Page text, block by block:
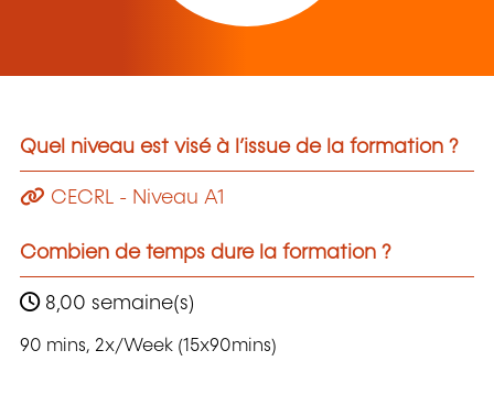
Quel niveau est visé à l’issue de la formation ?
CECRL - Niveau A1
Combien de temps dure la formation ?
8,00 semaine(s)
90 mins, 2x/Week (15x90mins)